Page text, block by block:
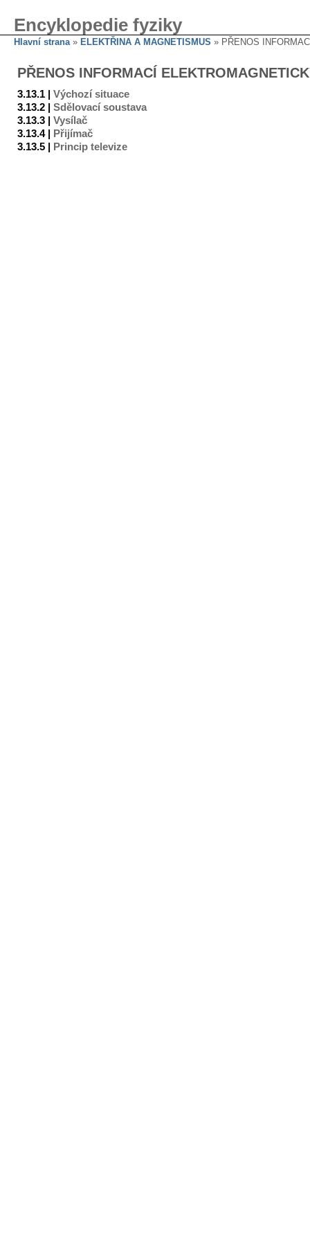
Encyklopedie fyziky
Hlavní strana» ELEKTŘINA A MAGNETISMUS » PŘENOS
PŘENOS INFORMACÍ
3.13.1 | Výchozí situace
3.13.2 | Sdělovací soustava
3.13.3 | Vysílač
3.13.4 |
Přijímač
3.13.5 |
Princip televize